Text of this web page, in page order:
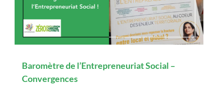
Baromètre de l’Entrepreneuriat Social –
Convergences